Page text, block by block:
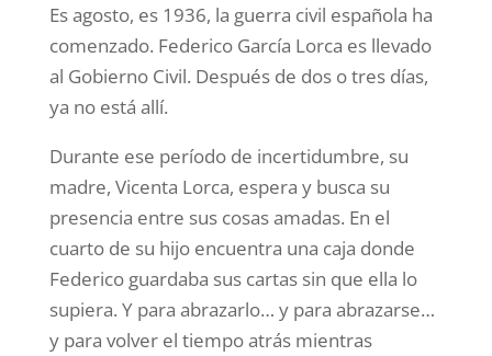
Es agosto, es 1936, la guerra civil española ha
comenzado. Federico García Lorca es llevado
al Gobierno Civil. Después de dos o tres días,
ya no está allí.
Durante ese período de incertidumbre, su
madre, Vicenta Lorca, espera y busca su
presencia entre sus cosas amadas. En el
cuarto de su hijo encuentra una caja donde
Federico guardaba sus cartas sin que ella lo
supiera. Y para abrazarlo… y para abrazarse…
y para volver el tiempo atrás mientras